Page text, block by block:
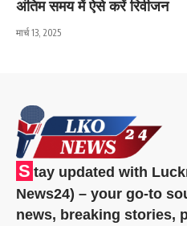
अंतिम समय में ऐसे करें रिवीजन
मार्च 13, 2025
S tay updated with
News24) – your go-to
news, breaking stories,